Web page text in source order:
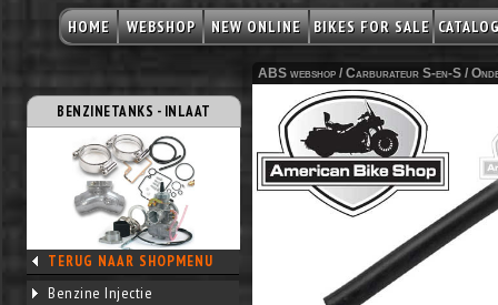
HOME WEBSHOP NEW ONLINE BIKES FOR SALE
BENZINETANKS - INLAAT
TERUG NAAR SHOPMENU
Benzine Injectie
ABS webshop / Carburateur S-en-S /